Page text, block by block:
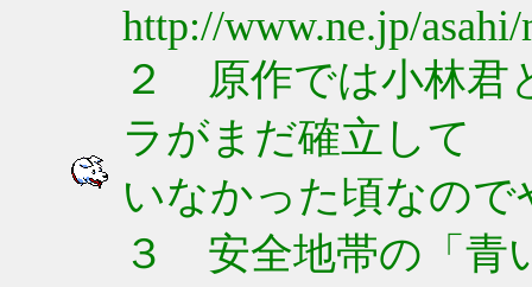
http://www.ne.jp/
２ 原作では小林君
ラがまだ確立して
いなかった頃なの
３ 安全地帯の「青